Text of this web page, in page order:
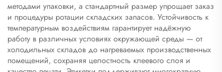
методами упаковки, а стандартный размер упрощает заказ
и процедуры ротации складских запасов. Устойчивость к
температурным воздействиям гарантирует надёжную
работу в различных условиях окружающей среды — от
холодильных складов до нагреваемых производственных
помещений, сохраняя целостность клеевого слоя и